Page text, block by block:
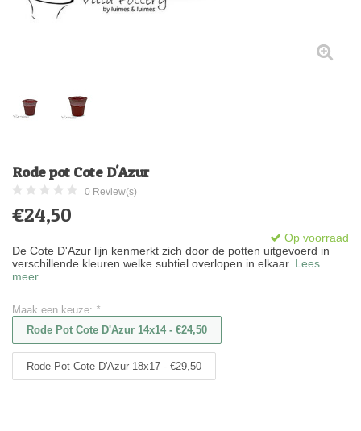
Rode pot Cote D'Azur
0 Review(s)
€24,50
Op voorraad
De Cote D'Azur lijn kenmerkt zich door de potten uitgevoerd in
verschillende kleuren welke subtiel overlopen in elkaar. Lees
meer
Maak een keuze: *
Rode Pot Cote D'Azur 14x14 - €24,50
Rode Pot Cote D'Azur 18x17 - €29,50